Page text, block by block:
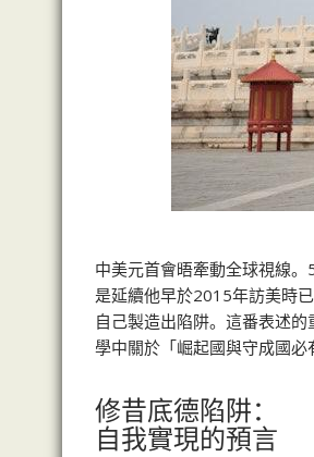
中美元首會晤牽動全球視線
是延續他早於2015年訪美時
自己製造出陷阱。這番表述
學中關於「崛起國與守成國必
修昔底德陷阱：
自我實現的預言